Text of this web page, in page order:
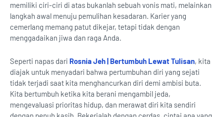
memiliki ciri-ciri di atas bukanlah sebuah vonis mati, melainkan
langkah awal menuju pemulihan kesadaran. Karier yang
cemerlang memang patut dikejar, tetapi tidak dengan
menggadaikan jiwa dan raga Anda.
Seperti napas dari Rosnia Jeh | Bertumbuh Lewat Tulisan, kita
diajak untuk menyadari bahwa pertumbuhan diri yang sejati
tidak terjadi saat kita menghancurkan diri demi ambisi buta.
Kita bertumbuh ketika kita berani mengambil jeda,
mengevaluasi prioritas hidup, dan merawat diri kita sendiri